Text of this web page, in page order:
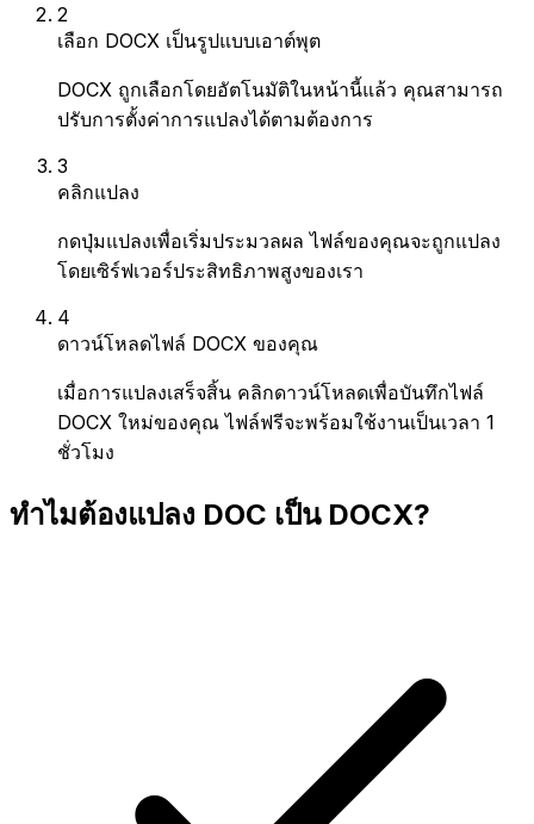
2
เลือก DOCX เป็นรูปแบบเอาต์พุต
DOCX ถูกเลือกโดยอัตโนมัติในหน้านี้แล้ว คุณสามารถ
ปรับการตั้งค่าการแปลงได้ตามต้องการ
3
คลิกแปลง
กดปุ่มแปลงเพื่อเริ่มประมวลผล ไฟล์ของคุณจะถูกแปลง
โดยเซิร์ฟเวอร์ประสิทธิภาพสูงของเรา
4
ดาวน์โหลดไฟล์ DOCX ของคุณ
เมื่อการแปลงเสร็จสิ้น คลิกดาวน์โหลดเพื่อบันทึกไฟล์
DOCX ใหม่ของคุณ ไฟล์ฟรีจะพร้อมใช้งานเป็นเวลา 1
ชั่วโมง
ทำไมต้องแปลง DOC เป็น DOCX?